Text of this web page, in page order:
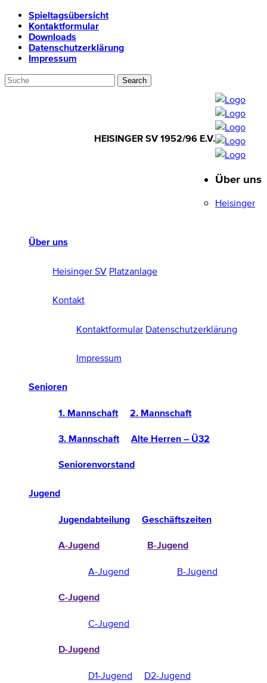
Spieltagsübersicht
Kontaktformular
Downloads
Datenschutzerklärung
Impressum
HEISINGER SV 1952/96 E.V.
1952/96 E.V.
Über uns
Heisinger SV Platzanlage
Kontakt
Kontaktformular Datenschutzerklärung
Impressum
Senioren
1. Mannschaft 2. Mannschaft
3. Mannschaft Alte Herren – Ü32
Seniorenvorstand
Jugend
Jugendabteilung Geschäftszeiten
A-Jugend
A-Jugend
B-Jugend
B-Jugend
C-Jugend
C-Jugend
D-Jugend
D1-Jugend
D2-Jugend
Über uns
Heisinger